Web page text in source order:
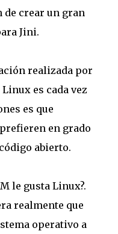
de crear un gran
Jini.
realizada por
es cada vez
es que
en grado
abierto.
le gusta Linux?.
realmente que
operativo a